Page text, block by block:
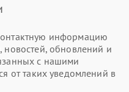
информацию
обновлений и
с нашими
от таких уведомлений в